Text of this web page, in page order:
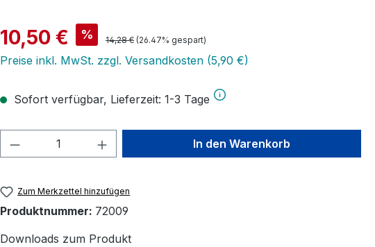
Verkaufspreis:
10,50 € % Regulärer Preis:
14,28 € (26.47% gespart)
Preise inkl. MwSt. zzgl. Versandkosten (5,90 €)
Sofort verfügbar, Lieferzeit: 1-3 Tage
Produkt Anzahl: Gib den gewünschten Wert
In den Warenkorb
Zum Merkzettel hinzufügen
Produktnummer: 72009
Downloads zum Produkt